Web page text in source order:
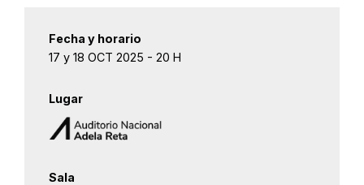
Fecha y horario
17 y 18 OCT 2025 - 20 H
Lugar
Sala